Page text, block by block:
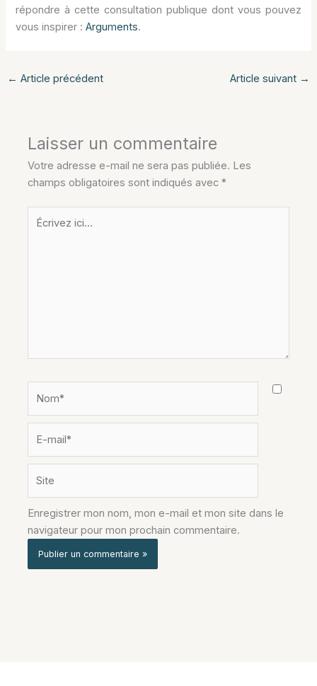
répondre à cette consultation publique dont vous pouvez
vous inspirer :Arguments.
← Article précédent Article suivant →
Laisser un commentaire
Votre adresse e-mail ne sera pas publiée. Les
champs obligatoires sont indiqués avec*
Écrivez
mail*
Enregistrer mon nom, mon e-mail et mon site dans le
navigateur pour mon prochain commentaire.